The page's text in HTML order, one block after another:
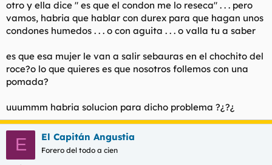
otro y ella dice " es que el condon me lo reseca" . . . pero
vamos, habria que hablar con durex para que hagan unos
condones humedos . . . o con aguita . . . o valla tu a saber
es que esa mujer le van a salir sebauras en el chochito del
roce?o lo que quieres es que nosotros follemos con una
pomada?
uuummm habria solucion para dicho problema ?¿?¿
E El Capitán Angustia
Forero del todo a cien